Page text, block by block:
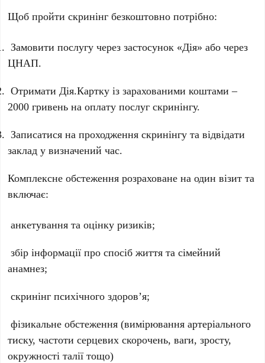
Щоб пройти скринінг безкоштовно потрібно:
Замовити послугу через застосунок «Дія» або через
ЦНАП.
Отримати Дія.Картку із зарахованими коштами –
2000 гривень на оплату послуг скринінгу.
Записатися на проходження скринінгу та відвідати
заклад у визначений час.
Комплексне обстеження розраховане на один візит та
включає:
анкетування та оцінку ризиків;
збір інформації про спосіб життя та сімейний
анамнез;
скринінг психічного здоров’я;
фізикальне обстеження (вимірювання артеріального
тиску, частоти серцевих скорочень, ваги, зросту,
окружності талії тощо)